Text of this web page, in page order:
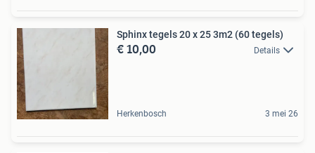
Sphinx tegels 20 x 25 3m2 (60 tegels)
€ 10,00 Details
Herkenbosch 3 mei 26